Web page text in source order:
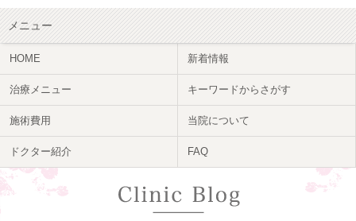
メニュー
HOME 新着情報
治療メニュー キーワードからさがす
施術費用 当院について
ドクター紹介 FAQ